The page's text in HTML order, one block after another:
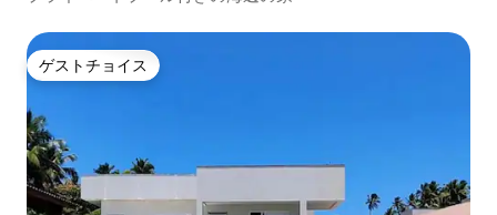
ゲストチョイス
ゲストチョイス